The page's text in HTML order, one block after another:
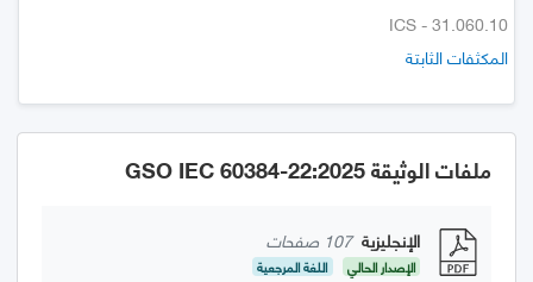
ICS - 31.060.10
المكثفات الثابتة
ملفات الوثيقة GSO IEC 60384-22:2025
الإنجليزية 107 صفحات
الإصدار الحالي اللغة المرجعية